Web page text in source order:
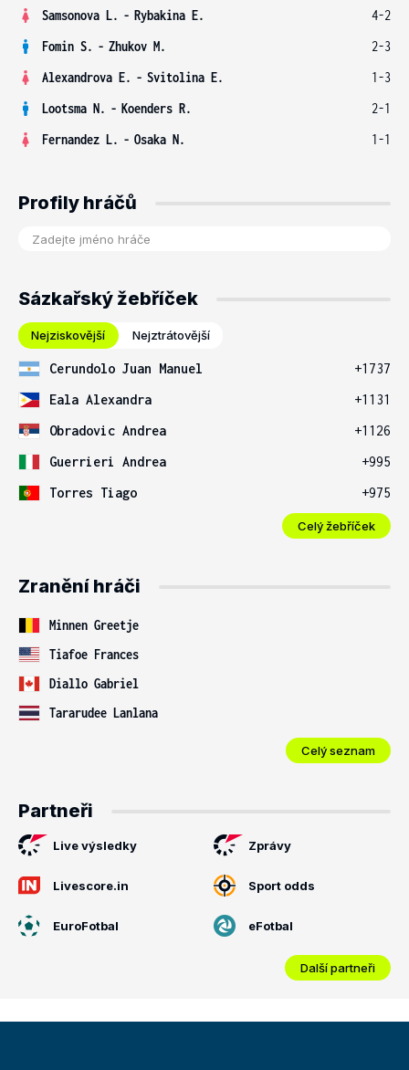
Samsonova L. - Rybakina E.
4-2
Fomin S. - Zhukov M.
2-3
Alexandrova E. - Svitolina E.
1-3
Lootsma N. - Koenders R.
2-1
Fernandez L. - Osaka N. 1-1
Profily hráčů
Sázkařský žebříček
Nejziskovější Nejztrátovější
Cerundolo Juan Manuel
+1737
Eala Alexandra
+1131
Obradovic Andrea
+1126
Guerrieri Andrea
+995
Torres Tiago
+975
Celý žebříček
Zranění hráči
Minnen Greetje
Tiafoe Frances
Diallo Gabriel
Tararudee Lanlana
Celý seznam
Partneři
Live výsledky Zprávy
Livescore.in Sport odds
EuroFotbal eFotbal
Další partneři